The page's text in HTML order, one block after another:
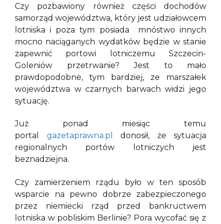
Czy pozbawiony również części dochodów
samorząd województwa, który jest udziałowcem
lotniska i poza tym posiada mnóstwo innych
mocno naciąganych wydatków będzie w stanie
zapewnić portowi lotniczemu Szczecin-
Goleniów przetrwanie? Jest to mało
prawdopodobne, tym bardziej, ze marszałek
województwa w czarnych barwach widzi jego
sytuację.
Już ponad miesiąc temu
portal gazetaprawna.pl
donosił, że sytuacja
regionalnych portów lotniczych jest
beznadziejna.
Czy zamierzeniem rządu było w ten sposób
wsparcie na pewno dobrze zabezpieczonego
przez niemiecki rząd przed bankructwem
lotniska w pobliskim Berlinie? Pora wycofać się z